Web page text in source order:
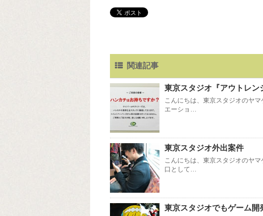
関連記事
東京スタジオ『アウトレン
こんにちは、東京スタジオのヤ
エーショ…
東京スタジオ外出案件
こんにちは、東京スタジオのヤ
口として…
東京スタジオでもゲーム開